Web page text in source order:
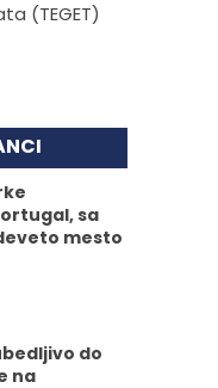
(TEGET)
sa
mesto
do
na